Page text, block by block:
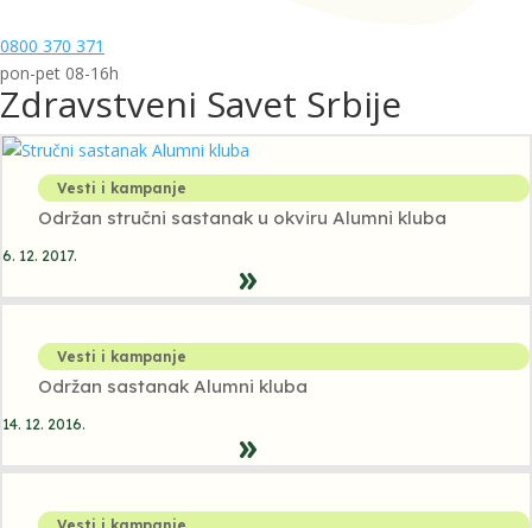
0800 370 371
pon-pet 08-16h
Zdravstveni Savet Srbije
Vesti i kampanje
Održan stručni sastanak u okviru Alumni kluba
6. 12. 2017.
Vesti i kampanje
Održan sastanak Alumni kluba
14. 12. 2016.